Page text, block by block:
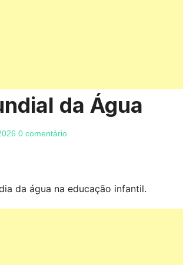
da Água
0 comentário
da água na educação infantil.